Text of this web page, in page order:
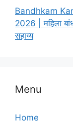
Bandhkam
2026 | महिला
सहाय्य
Menu
Home